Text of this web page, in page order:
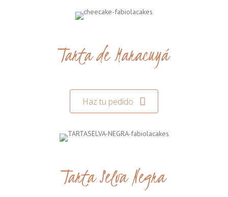
Tarta de Maracuyá
Haz tu pedido
Tarta Selva Negra